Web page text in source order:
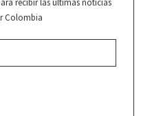
recibir las últimas noticias
Colombia